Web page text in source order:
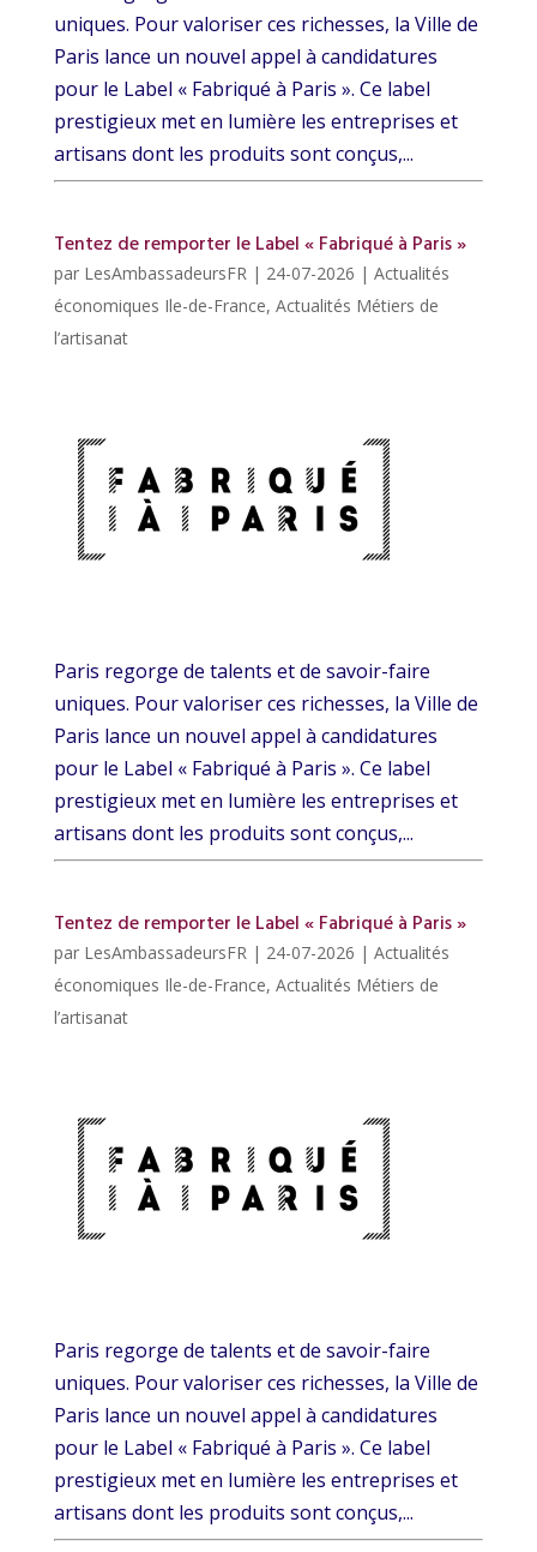
uniques. Pour valoriser ces richesses, la Ville de
Paris lance un nouvel appel à candidatures
pour le Label « Fabriqué à Paris ». Ce label
prestigieux met en lumière les entreprises et
artisans dont les produits sont conçus,...
Tentez de remporter le Label « Fabriqué à Paris »
par LesAmbassadeursFR| 24-07-2026 | Actualités
économiques Ile-de-France, Actualités Métiers de
l’artisanat
Paris regorge de talents et de savoir-faire
uniques. Pour valoriser ces richesses, la Ville de
Paris lance un nouvel appel à candidatures
pour le Label « Fabriqué à Paris ». Ce label
prestigieux met en lumière les entreprises et
artisans dont les produits sont conçus,...
Tentez de remporter le Label « Fabriqué à Paris »
par LesAmbassadeursFR| 24-07-2026 | Actualités
économiques Ile-de-France, Actualités Métiers de
l’artisanat
Paris regorge de talents et de savoir-faire
uniques. Pour valoriser ces richesses, la Ville de
Paris lance un nouvel appel à candidatures
pour le Label « Fabriqué à Paris ». Ce label
prestigieux met en lumière les entreprises et
artisans dont les produits sont conçus,...